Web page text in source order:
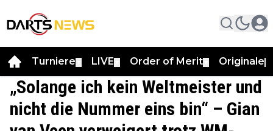
Turniere LIVE Order of Merit Originale
„Solange ich kein Weltmeister und
nicht die Nummer eins bin“ – Gian